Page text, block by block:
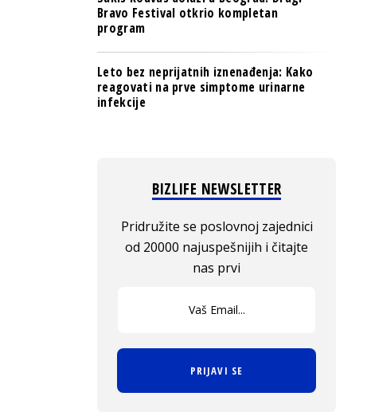
Bravo Festival otkrio kompletan
program
Leto bez neprijatnih iznenađenja: Kako
reagovati na prve simptome urinarne
infekcije
BIZLIFE NEWSLETTER
Pridružite se poslovnoj zajednici
od 20000 najuspešnijih i čitajte
nas prvi
PRIJAVI SE